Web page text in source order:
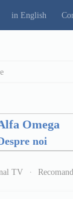
in English
Omega
noi
TV